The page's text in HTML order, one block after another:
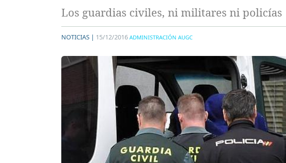
Los guardias civiles, ni militares ni policías
NOTICIAS | 15/12/2016 ADMINISTRACIÓN AUGC